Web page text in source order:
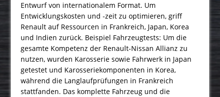
Entwurf von internationalem Format. Um
Entwicklungskosten und -zeit zu optimieren, griff
Renault auf Ressourcen in Frankreich, Japan, Korea
und Indien zurück. Beispiel Fahrzeugtests: Um die
gesamte Kompetenz der Renault-Nissan Allianz zu
nutzen, wurden Karosserie sowie Fahrwerk in Japan
getestet und Karosseriekomponenten in Korea,
während die Langlaufprüfungen in Frankreich
stattfanden. Das komplette Fahrzeug und die